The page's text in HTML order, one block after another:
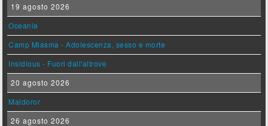
19 agosto 2026
Oceania
Camp Miasma - Adolescenza, sesso e morte
Insidious - Fuori dall'altrove
20 agosto 2026
Maldoror
26 agosto 2026